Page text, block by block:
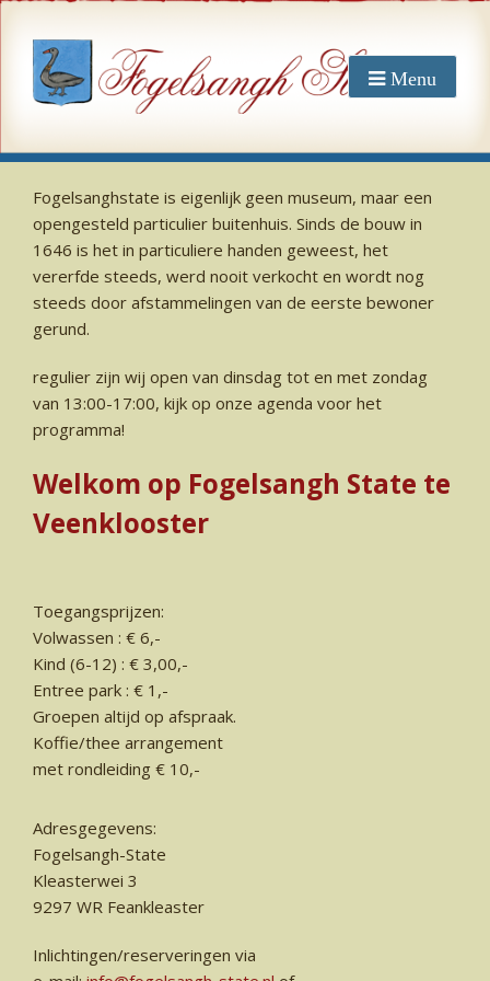
Fogelsanghstate is eigenlijk geen museum, maar een
opengesteld particulier buitenhuis. Sinds de bouw in
1646 is het in particuliere handen geweest, het
vererfde steeds, werd nooit verkocht en wordt nog
steeds door afstammelingen van de eerste bewoner
gerund.
regulier zijn wij open van dinsdag tot en met zondag
van 13:00-17:00, kijk op onze agenda voor het
programma!
Welkom op Fogelsangh State te
Veenklooster
Toegangsprijzen:
Volwassen : € 6,-
Kind (6-12) : € 3,00,-
Entree park : € 1,-
Groepen altijd op afspraak.
Koffie/thee arrangement
met rondleiding € 10,-
Adresgegevens:
Fogelsangh-State
Kleasterwei 3
9297 WR Feankleaster
Inlichtingen/reserveringen via